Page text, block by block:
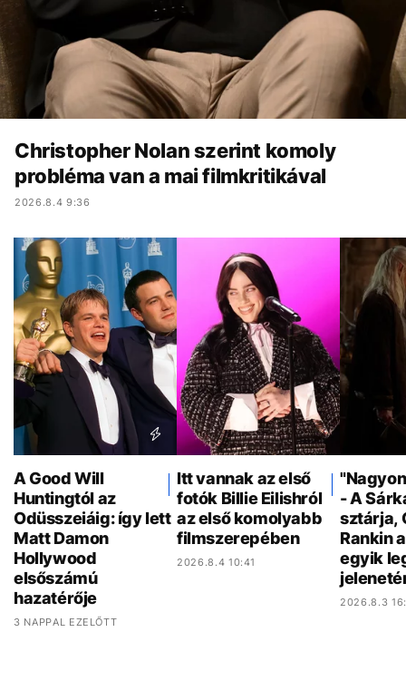
Christopher Nolan szerint komoly
probléma van a mai filmkritikával
2026.8.4 9:36
A Good Will
Huntingtól az
Odüsszeiáig: így lett
Matt Damon
Hollywood
elsőszámú
hazatérője
3 NAPPAL EZELŐTT
Itt vannak az első
fotók Billie Eilishról
az első komolyabb
filmszerepében
2026.8.4 10:41
- A
sztárja,
Rankin
egyik
2026.8.3